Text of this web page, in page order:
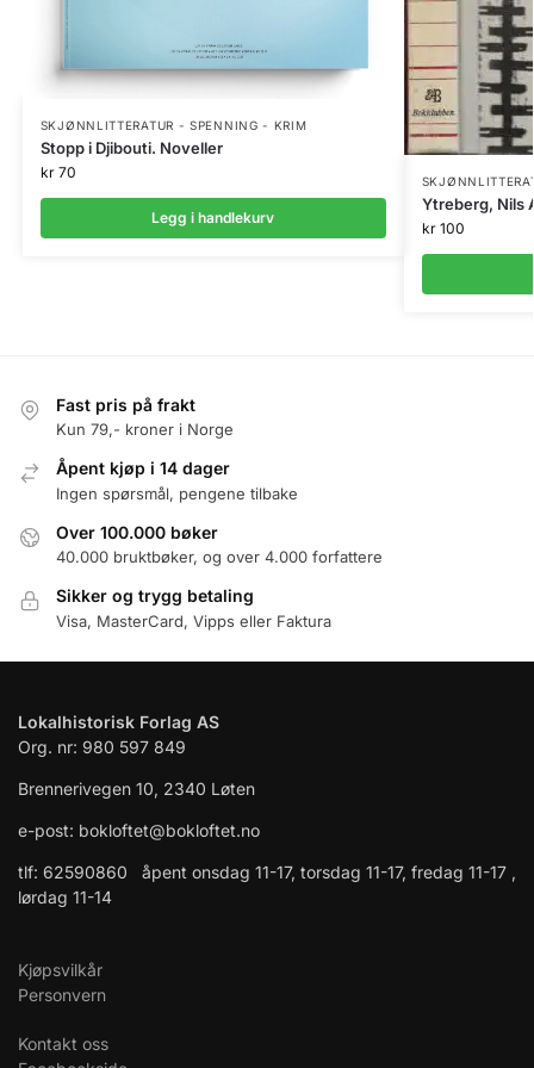
SKJØNNLITTERATUR - SPENNING - KRIM
Stopp i Djibouti. Noveller
kr70
Legg i handlekurv
Ytreberg, Nils
kr100
Fast pris på frakt
Kun 79,- kroner i Norge
Åpent kjøp i 14 dager
Ingen spørsmål, pengene tilbake
Over 100.000 bøker
40.000 bruktbøker, og over 4.000 forfattere
Sikker og trygg betaling
Visa, MasterCard, Vipps eller Faktura
Lokalhistorisk Forlag AS
Org. nr: 980 597 849
Brennerivegen 10, 2340 Løten
e-post: bokloftet@bokloftet.no
tlf: 62590860 åpent onsdag 11-17, torsdag 11-17, fredag 11-17 ,
lørdag 11-14
Kjøpsvilkår
Personvern
Kontakt oss